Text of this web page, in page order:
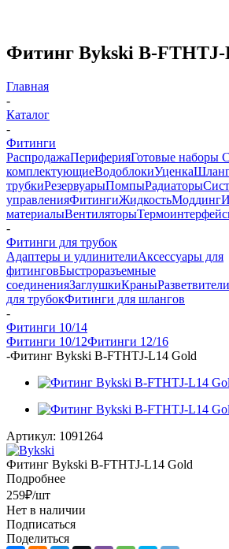
Фитинг Bykski B-FTHTJ-
Главная
-
Каталог
-
Фитинги
РаспродажаПериферияГотовые наборы
комплектующиеВодоблокиУценка
трубкиРезервуарыПомпыРадиаторы
управленияФитингиЖидкостьМоддинг
материалыВентиляторы
-
Фитинги для трубок
Адаптеры и удлинителиАксессуары для
фитинговБыстроразъемные
соединенияЗаглушкиКраныРазветвители
для трубокФитинги для шлангов
-
Фитинги 10/14
Фитинги 10/12Фитинги 12/16
-Фитинг Bykski B-FTHTJ-L14 Gold
Артикул: 1091264
Фитинг Bykski B-FTHTJ-L14 Gold
Подробнее
259₽/шт
Нет в наличии
Подписаться
Поделиться